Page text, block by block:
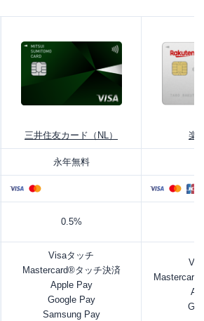
三井住友カード（NL） 楽
永年無料
0.5%
Visaタッチ
Mastercard®タッチ決済
Apple Pay
Google Pay
Samsung Pay